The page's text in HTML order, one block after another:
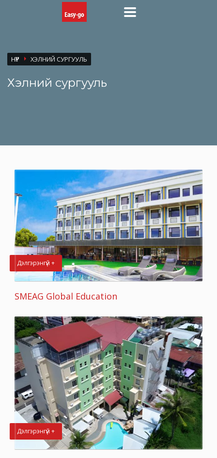
НҮҮР ХЭЛНИЙ СУРГУУЛЬ
Хэлний сургууль
Дэлгэрэнгүй +
SMEAG Global Education
Дэлгэрэнгүй +